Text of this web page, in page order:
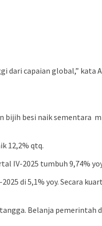
capaian global,” kata
besi naik sementara
12,2% qtq.
IV-2025 tumbuh 9,74%
di 5,1% yoy. Secara
Belanja pemerintah